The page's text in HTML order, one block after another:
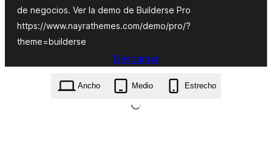
de negocios. Ver la demo de Builderse Pro
https://www.nayrathemes.com/demo/pro/?
theme=builderse
Descargar
builderse.18.1.zip
Ancho Medio Estrecho